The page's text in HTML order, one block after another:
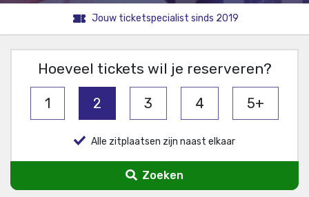
Jouw ticketspecialist sinds 2019
Hoeveel tickets wil je reserveren?
1 2 3 4 5+
Alle zitplaatsen zijn naast elkaar
Zoeken